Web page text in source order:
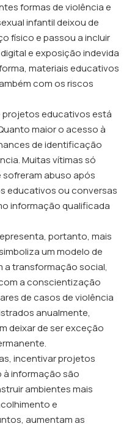
formas de violência e
infantil deixou de
físico e passou a incluir
e exposição indevida
materiais educativos
com os riscos
educativos está
maior o acesso à
de identificação
Muitas vítimas só
abuso após
educativos ou conversas
informação qualificada
portanto, mais
um modelo de
transformação social,
a conscientização
de casos de violência
anualmente,
deixar de ser exceção
incentivar projetos
à informação são
ambientes mais
e
aumentam as